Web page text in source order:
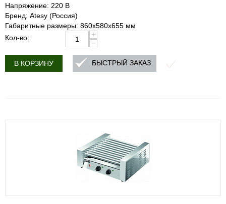
Напряжение: 220 В
Бренд: Atesy (Россия)
Габаритные размеры: 860х580х655 мм
Кол-во:
+
−
В КОРЗИНУ БЫСТРЫЙ ЗАКАЗ